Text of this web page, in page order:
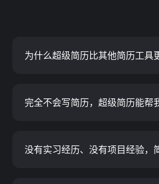
为什么超级简历比其他简历工具
完全不会写简历，超级简历能帮
没有实习经历、没有项目经验，